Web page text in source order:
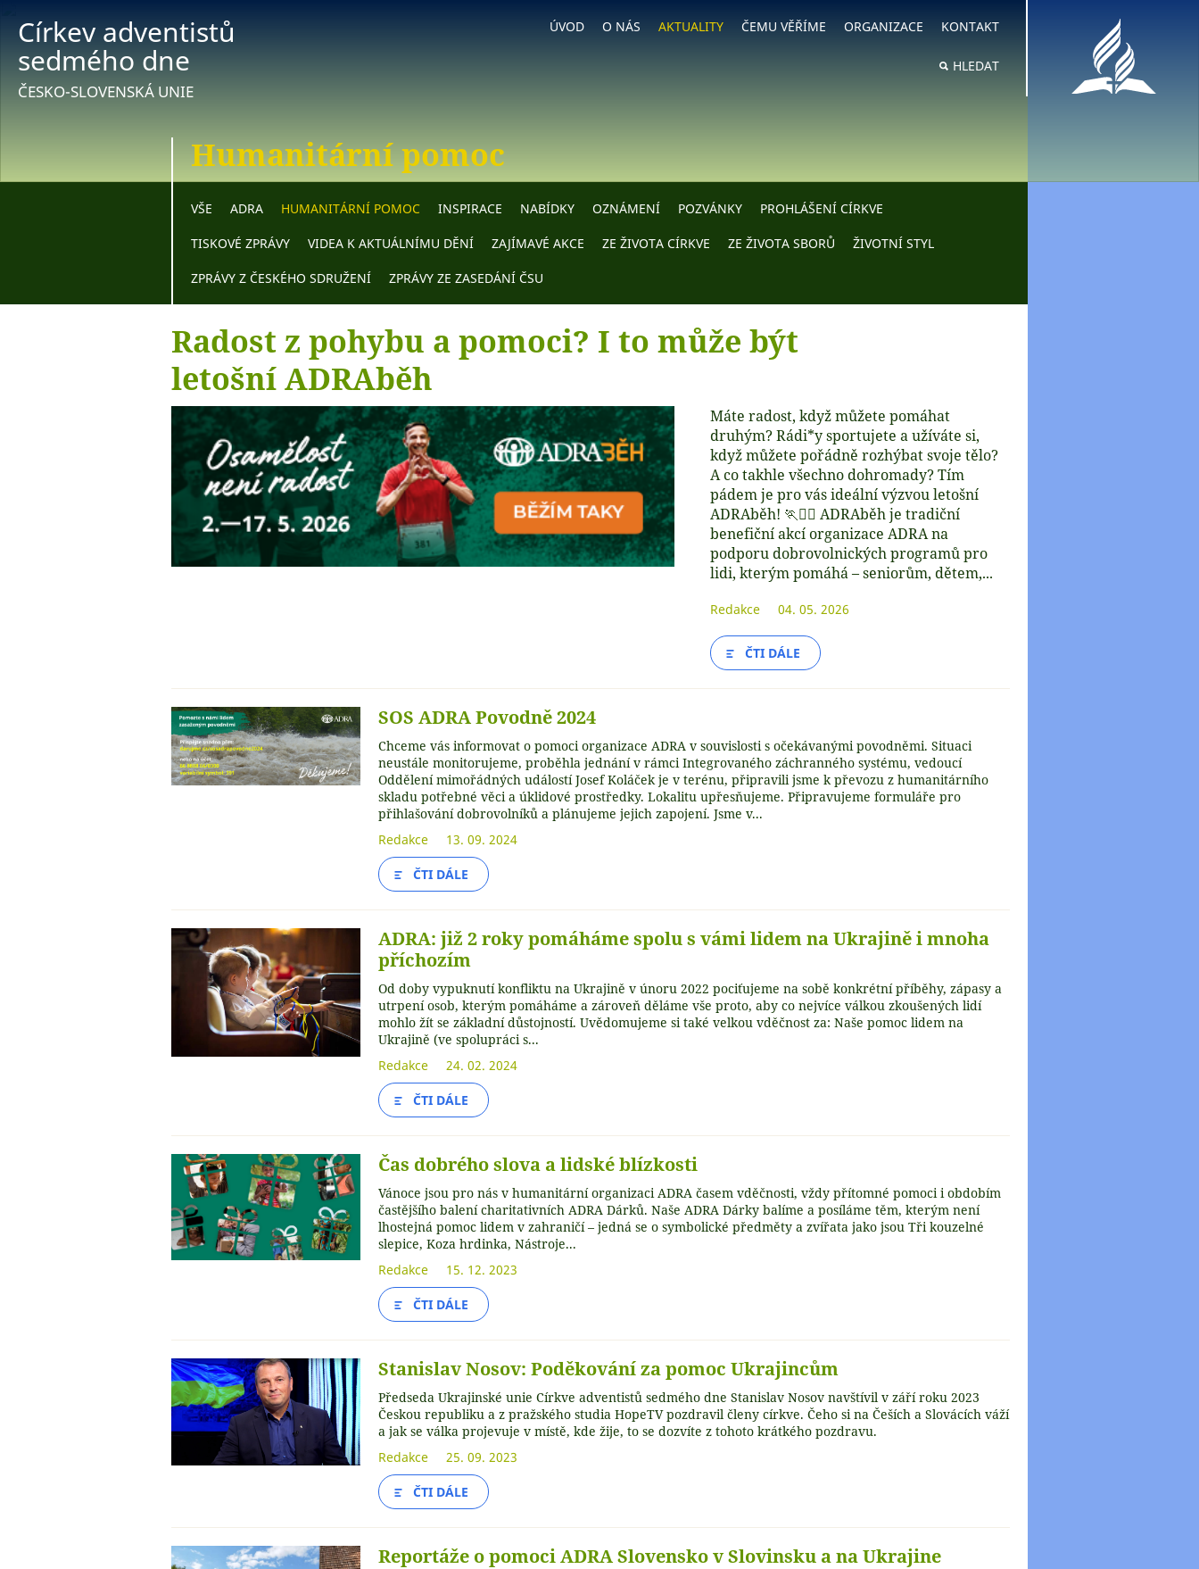
Církev adventistů
sedmého dne
ČESKO-SLOVENSKÁ UNIE
ÚVOD O NÁS AKTUALITY ČEMU VĚŘÍME ORGANIZACE KONTAKT
HLEDAT
Humanitární pomoc
VŠE ADRA HUMANITÁRNÍ POMOC INSPIRACE NABÍDKY OZNÁMENÍ POZVÁNKY PROHLÁŠENÍ CÍRKVE
TISKOVÉ ZPRÁVY VIDEA K AKTUÁLNÍMU DĚNÍ ZAJÍMAVÉ AKCE ZE ŽIVOTA CÍRKVE ZE ŽIVOTA SBORŮ ŽIVOTNÍ STYL
ZPRÁVY Z ČESKÉHO SDRUŽENÍ ZPRÁVY ZE ZASEDÁNÍ ČSU
Radost z pohybu a pomoci? I to může být
letošní ADRAběh
Máte radost, když můžete pomáhat
druhým? Rádi*y sportujete a užíváte si,
když můžete pořádně rozhýbat svoje tělo?
A co takhle všechno dohromady? Tím
pádem je pro vás ideální výzvou letošní
ADRAběh! 🏃🏃‍♂️ ADRAběh je tradiční
benefiční akcí organizace ADRA na
podporu dobrovolnických programů pro
lidi, kterým pomáhá – seniorům, dětem,...
Redakce 04. 05. 2026
ČTI DÁLE
SOS ADRA Povodně 2024
Chceme vás informovat o pomoci organizace ADRA v souvislosti s očekávanými povodněmi. Situaci
neustále monitorujeme, proběhla jednání v rámci Integrovaného záchranného systému, vedoucí
Oddělení mimořádných událostí Josef Koláček je v terénu, připravili jsme k převozu z humanitárního
skladu potřebné věci a úklidové prostředky. Lokalitu upřesňujeme. Připravujeme formuláře pro
přihlašování dobrovolníků a plánujeme jejich zapojení. Jsme v...
Redakce
13. 09. 2024
ČTI DÁLE
ADRA: již 2 roky pomáháme spolu s vámi lidem na Ukrajině i mnoha
příchozím
Od doby vypuknutí konfliktu na Ukrajině v únoru 2022 pociťujeme na sobě konkrétní příběhy, zápasy a
utrpení osob, kterým pomáháme a zároveň děláme vše proto, aby co nejvíce válkou zkoušených lidí
mohlo žít se základní důstojností. Uvědomujeme si také velkou vděčnost za: Naše pomoc lidem na
Ukrajině (ve spolupráci s...
Redakce
24. 02. 2024
ČTI DÁLE
Čas dobrého slova a lidské blízkosti
Vánoce jsou pro nás v humanitární organizaci ADRA časem vděčnosti, vždy přítomné pomoci i obdobím
častějšího balení charitativních ADRA Dárků. Naše ADRA Dárky balíme a posíláme těm, kterým není
lhostejná pomoc lidem v zahraničí – jedná se o symbolické předměty a zvířata jako jsou Tři kouzelné
slepice, Koza hrdinka, Nástroje...
Redakce
15. 12. 2023
ČTI DÁLE
Stanislav Nosov: Poděkování za pomoc Ukrajincům
Předseda Ukrajinské unie Církve adventistů sedmého dne Stanislav Nosov navštívil v září roku 2023
Českou republiku a z pražského studia HopeTV pozdravil členy církve. Čeho si na Češích a Slovácích váží
a jak se válka projevuje v místě, kde žije, to se dozvíte z tohoto krátkého pozdravu.
Redakce
25. 09. 2023
ČTI DÁLE
Reportáže o pomoci ADRA Slovensko v Slovinsku a na Ukrajine